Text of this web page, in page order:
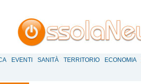
EVENTI SANITÀ TERRITORIO ECONOMIA